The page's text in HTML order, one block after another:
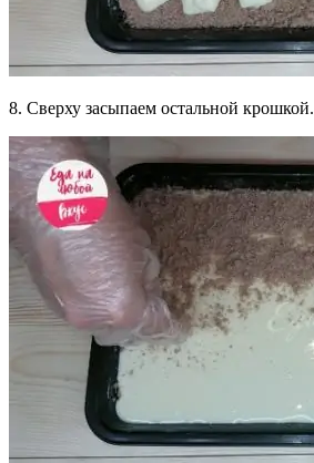
8. Сверху засыпаем остальной крошкой.